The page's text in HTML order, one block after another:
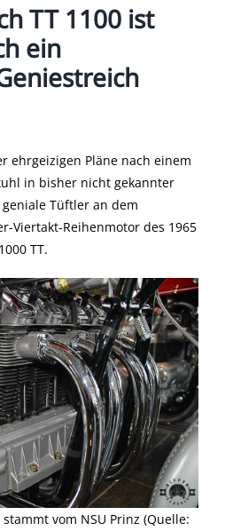
TT 1100 ist
ein
ehrgeizigen Pläne nach einem
in bisher nicht gekannter
Tüftler an dem
Viertakt-Reihenmotor des 1965
TT.
vom NSU Prinz (Quelle: